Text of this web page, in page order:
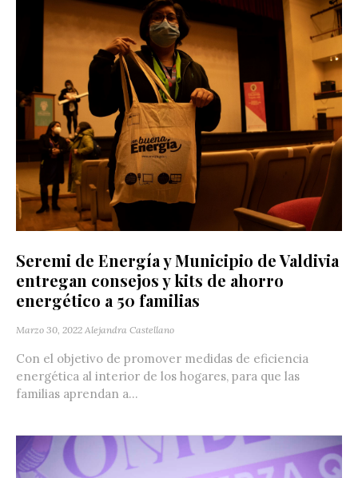
Seremi de Energía y Municipio de Valdivia
entregan consejos y kits de ahorro
energético a 50 familias
Marzo 30, 2022 Alejandra Castellano
Con el objetivo de promover medidas de eficiencia
energética al interior de los hogares, para que las
familias aprendan a...